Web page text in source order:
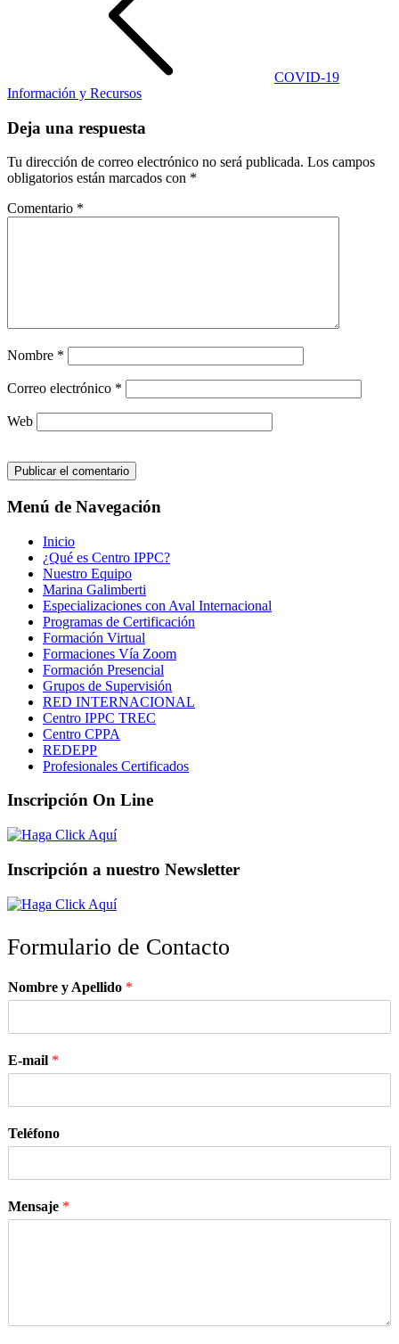
COVID-19
Información y Recursos
Deja una respuesta
Tu dirección de correo electrónico no será publicada. Los campos
obligatorios están marcados con *
Comentario *
Nombre *
Correo electrónico *
Web
Menú de Navegación
Inicio
¿Qué es Centro IPPC?
Nuestro Equipo
Marina Galimberti
Especializaciones con Aval Internacional
Programas de Certificación
Formación Virtual
Formaciones Vía Zoom
Formación Presencial
Grupos de Supervisión
RED INTERNACIONAL
Centro IPPC TREC
Centro CPPA
REDEPP
Profesionales Certificados
Inscripción On Line
Inscripción a nuestro Newsletter
Formulario de Contacto
Nombre y Apellido *
E-mail *
Teléfono
Mensaje *